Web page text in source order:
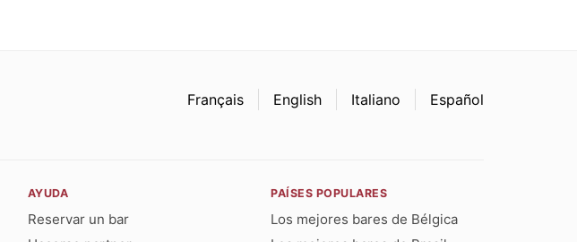
Français English Italiano Español
AYUDA
Reservar un bar
PAÍSES POPULARES
Los mejores bares de Bélgica